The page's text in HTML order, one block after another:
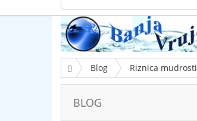
Blog Riznica mudrosti
BLOG